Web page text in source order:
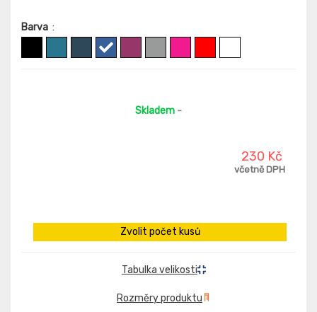
Barva :
Skladem -
230 Kč
včetně DPH
Zvolit počet kusů
Tabulka velikosti
Rozměry produktu